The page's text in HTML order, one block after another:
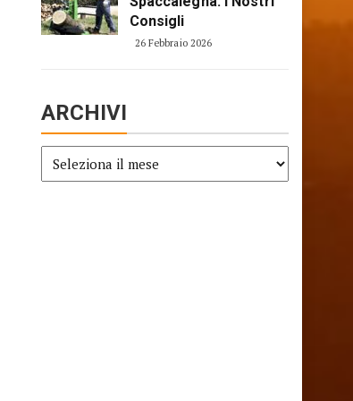
Consigli
26 Febbraio 2026
ARCHIVI